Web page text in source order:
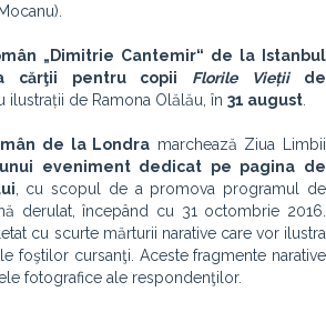
„Dimitrie Cantemir“ de la Istanbul
cărţii pentru copii Florile Viețiide
ilustrații de Ramona Olălău, în 31 august
de laLondra marchează Ziua Limbii
unui eveniment dedicat pe pagina de
, cu scopul de a promova programul de
derulat, începând cu 31 octombrie 2016.
cu scurte mărturii narative care vor ilustra
foştilor cursanţi. Aceste fragmente narative
fotografice ale respondenţilor.